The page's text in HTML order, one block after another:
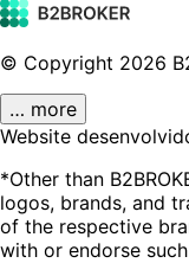
© Copyright 2026
… more
Website
*Other than
logos, brands, and
of the respective
with or endorse